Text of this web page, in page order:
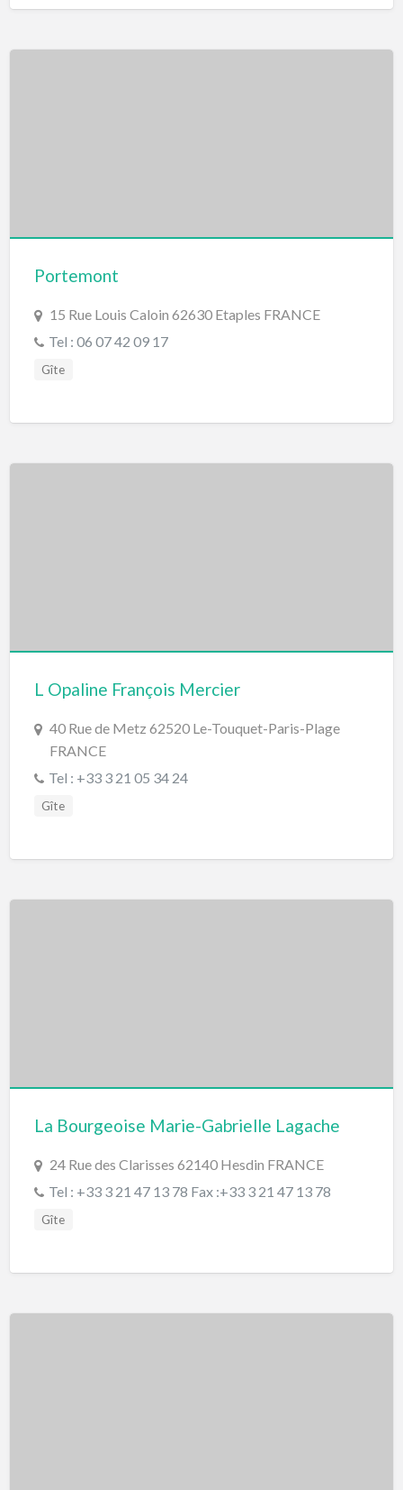
Portemont
15 Rue Louis Caloin 62630 Etaples FRANCE
Tel : 06 07 42 09 17
Gîte
L Opaline François Mercier
40 Rue de Metz 62520 Le-Touquet-Paris-Plage
FRANCE
Tel : +33 3 21 05 34 24
Gîte
La Bourgeoise Marie-Gabrielle Lagache
24 Rue des Clarisses 62140 Hesdin FRANCE
Tel : +33 3 21 47 13 78 Fax :+33 3 21 47 13 78
Gîte